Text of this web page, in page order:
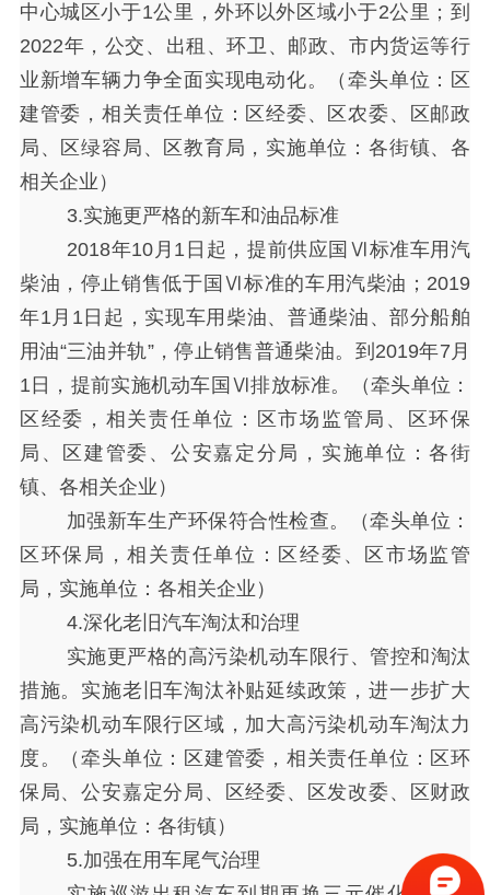
中心城区小于1公里，外环以外区域小于2公里；到
2022年，公交、出租、环卫、邮政、市内货运等行
业新增车辆力争全面实现电动化。（牵头单位：区
建管委，相关责任单位：区经委、区农委、区邮政
局、区绿容局、区教育局，实施单位：各街镇、各
相关企业）
3.实施更严格的新车和油品标准
2018年10月1日起，提前供应国Ⅵ标准车用汽
柴油，停止销售低于国Ⅵ标准的车用汽柴油；2019
年1月1日起，实现车用柴油、普通柴油、部分船舶
用油“三油并轨”，停止销售普通柴油。到2019年7月
1日，提前实施机动车国Ⅵ排放标准。（牵头单位：
区经委，相关责任单位：区市场监管局、区环保
局、区建管委、公安嘉定分局，实施单位：各街
镇、各相关企业）
加强新车生产环保符合性检查。（牵头单位：
区环保局，相关责任单位：区经委、区市场监管
局，实施单位：各相关企业）
4.深化老旧汽车淘汰和治理
实施更严格的高污染机动车限行、管控和淘汰
措施。实施老旧车淘汰补贴延续政策，进一步扩大
高污染机动车限行区域，加大高污染机动车淘汰力
度。（牵头单位：区建管委，相关责任单位：区环
保局、公安嘉定分局、区经委、区发改委、区财政
局，实施单位：各街镇）
5.加强在用车尾气治理